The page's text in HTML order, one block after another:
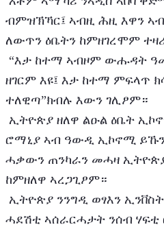
ብምዝኽኻር፤ ኣብዚ ሕዚ እዋን
ለውጥን ዕቤትን ከምዘገረሞም
ዘገርም እዩ፤ እታ ከተማ ምፍላጥ
ተለዊጣ”ክብሉ እውን ገሊፆም።
ሮማኒያ ኣብ ዓውዲ ኢኮኖሚ
ሓቃውን ጠንካራን መሓዛ
ከምዘለዋ ኣረጋጊፆም።
ሓደሽቲ ኣሰራርሓታት ንሰብ